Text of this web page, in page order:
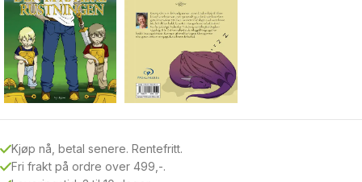
Kjøp nå, betal senere. Rentefritt.
Fri frakt på ordre over 499,-.